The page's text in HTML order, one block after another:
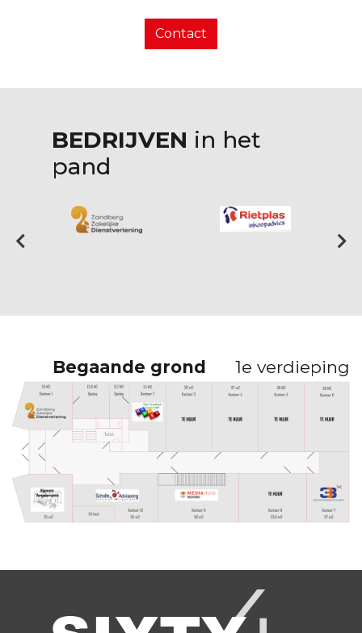
Contact
BEDRIJVEN in het
pand
Begaande grond 1e verdieping